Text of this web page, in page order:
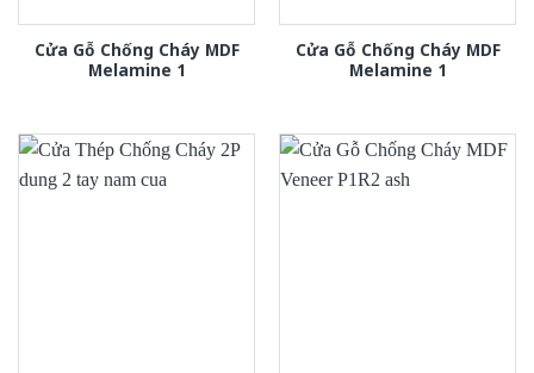
Cửa Gỗ Chống Cháy MDF
Melamine 1
Cửa Gỗ Chống Cháy MDF
Melamine 1